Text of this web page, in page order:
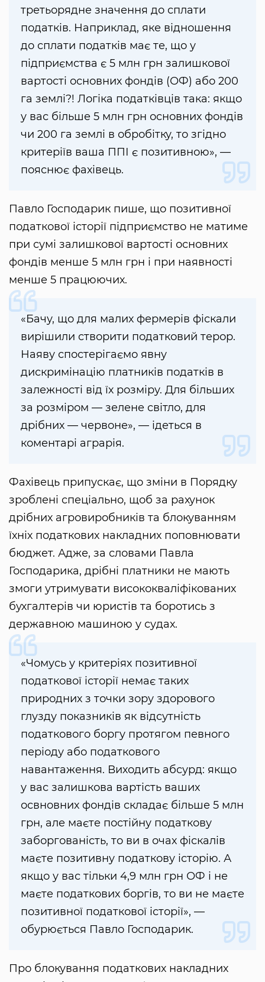
третьорядне значення до сплати
податків. Наприклад, яке відношення
до сплати податків має те, що у
підприємства є 5 млн грн залишкової
вартості основних фондів (ОФ) або 200
га землі?! Логіка податківців така: якщо
у вас більше 5 млн грн основних фондів
чи 200 га землі в обробітку, то згідно
критеріїв ваша ППІ є позитивною», —
пояснює фахівець.
Павло Господарик пише, що позитивної
податкової історії підприємство не матиме
при сумі залишкової вартості основних
фондів менше 5 млн грн і при наявності
менше 5 працюючих.
«Бачу, що для малих фермерів фіскали
вирішили створити податковий терор.
Наяву спостерігаємо явну
дискримінацію платників податків в
залежності від їх розміру. Для більших
за розміром — зелене світло, для
дрібних — червоне», — ідеться в
коментарі аграрія.
Фахівець припускає, що зміни в Порядку
зроблені спеціально, щоб за рахунок
дрібних агровиробників та блокуванням
їхніх податкових накладних поповнювати
бюджет. Адже, за словами Павла
Господарика, дрібні платники не мають
змоги утримувати висококваліфікованих
бухгалтерів чи юристів та боротись з
державною машиною у судах.
«Чомусь у критеріях позитивної
податкової історії немає таких
природних з точки зору здорового
глузду показників як відсутність
податкового боргу протягом певного
періоду або податкового
навантаження. Виходить абсурд: якщо
у вас залишкова вартість ваших
освновних фондів складає більше 5 млн
грн, але маєте постійну податкову
заборгованість, то ви в очах фіскалів
маєте позитивну податкову історію. А
якщо у вас тільки 4,9 млн грн ОФ і не
маєте податкових боргів, то ви не маєте
позитивної податкової історії», —
обурюється Павло Господарик.
Про блокування податкових накладних